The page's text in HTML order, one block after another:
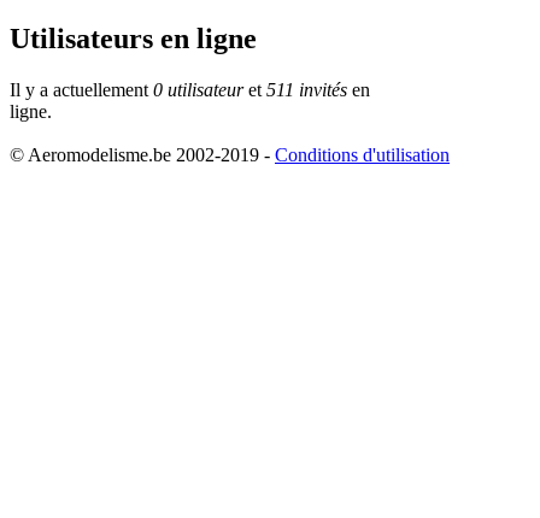
Utilisateurs en ligne
Il y a actuellement 0 utilisateuret 511 invités en
ligne.
© Aeromodelisme.be 2002-2019 - Conditions d'utilisation